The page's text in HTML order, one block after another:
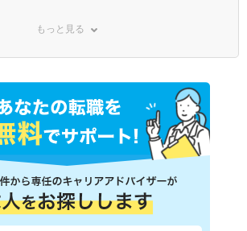
ＪＲ青梅線
ＪＲ八高線
ＪＲ高崎線
蘇我)
ＪＲ中央本線(東京－松本)
ン線(赤羽
西武新宿線
西武有楽町線
西武国分寺線
西武多摩川線
もっと見る